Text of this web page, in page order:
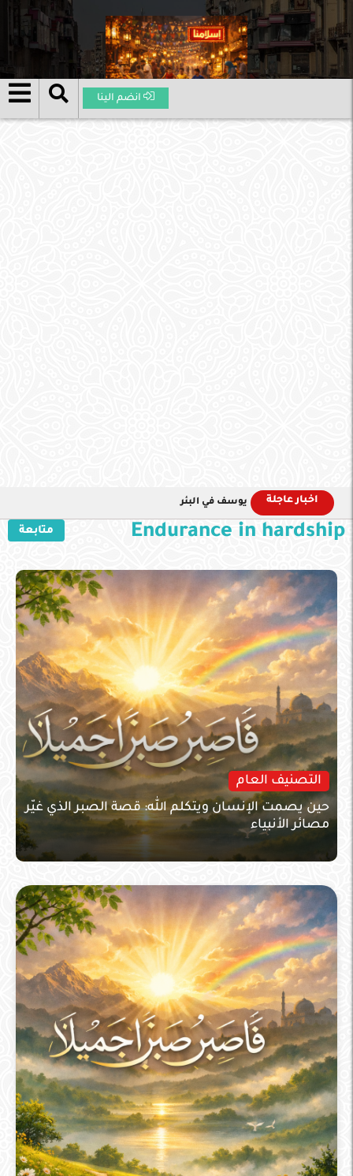
انضم الينا
اخبار عاجلة يوسف في البئر
Endurance in hardship متابعة
التصنيف العام
حين يصمت الإنسان ويتكلم الله: قصة الصبر الذي غيّر
مصائر الأنبياء